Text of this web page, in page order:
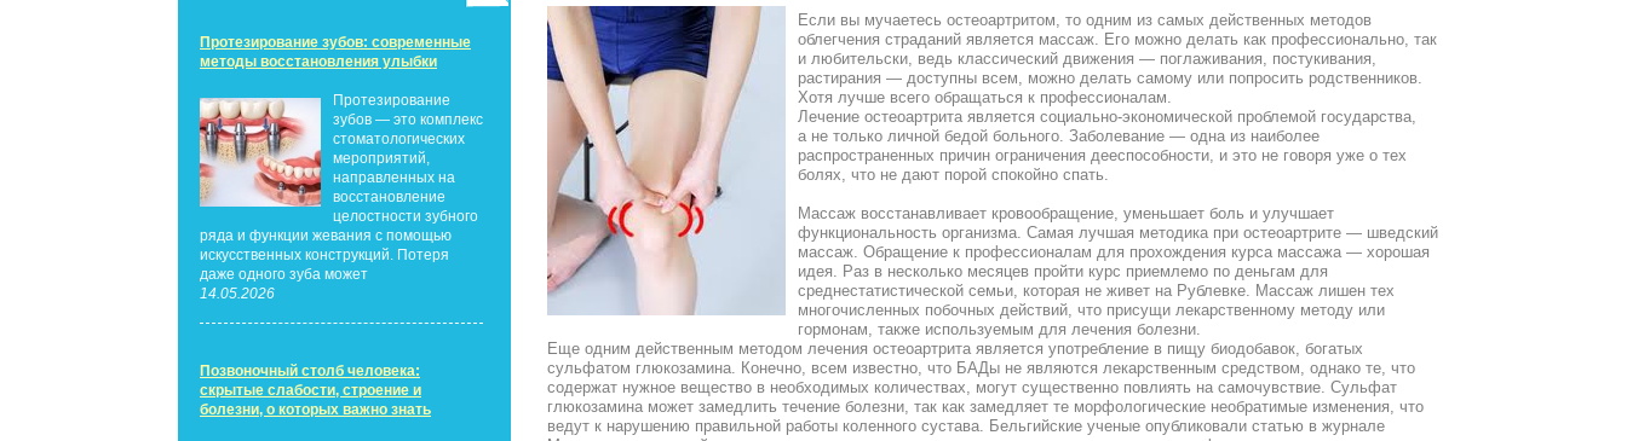
Протезирование зубов: современные
методы восстановления улыбки
Протезирование
зубов — это комплекс
стоматологических
мероприятий,
направленных на
восстановление
целостности зубного
ряда и функции жевания с помощью
искусственных конструкций. Потеря
даже одного зуба может
14.05.2026
Позвоночный столб человека:
скрытые слабости, строение и
болезни, о которых важно знать
Если вы мучаетесь остеоартритом, то одним из самых действенных методов
облегчения страданий является массаж. Его можно делать как профессионально, так
и любительски, ведь классический движения — поглаживания, постукивания,
растирания — доступны всем, можно делать самому или попросить родственников.
Хотя лучше всего обращаться к профессионалам.
Лечение остеоартрита является социально-экономической проблемой государства,
а не только личной бедой больного. Заболевание — одна из наиболее
распространенных причин ограничения дееспособности, и это не говоря уже о тех
болях, что не дают порой спокойно спать.
Массаж восстанавливает кровообращение, уменьшает боль и улучшает
функциональность организма. Самая лучшая методика при остеоартрите — шведский
массаж. Обращение к профессионалам для прохождения курса массажа — хорошая
идея. Раз в несколько месяцев пройти курс приемлемо по деньгам для
среднестатистической семьи, которая не живет на Рублевке. Массаж лишен тех
многочисленных побочных действий, что присущи лекарственному методу или
гормонам, также используемым для лечения болезни.
Еще одним действенным методом лечения остеоартрита является употребление в пищу биодобавок, богатых
сульфатом глюкозамина. Конечно, всем известно, что БАДы не являются лекарственным средством, однако те, что
содержат нужное вещество в необходимых количествах, могут существенно повлиять на самочувствие. Сульфат
глюкозамина может замедлить течение болезни, так как замедляет те морфологические необратимые изменения, что
ведут к нарушению правильной работы коленного сустава. Бельгийские ученые опубликовали статью в журнале